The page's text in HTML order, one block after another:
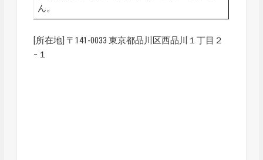
ん。
[所在地] 〒141-0033 東京都品川区西品川１丁目２
−１